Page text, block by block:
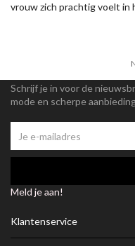
vrouw zich prachtig voelt in
Schrijf je in voor de
mode en scherpe
Meld je aan!
Klantenservice